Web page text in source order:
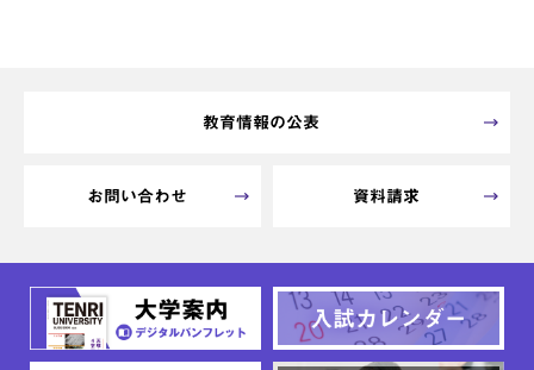
教育情報の公表
お問い合わせ 資料請求